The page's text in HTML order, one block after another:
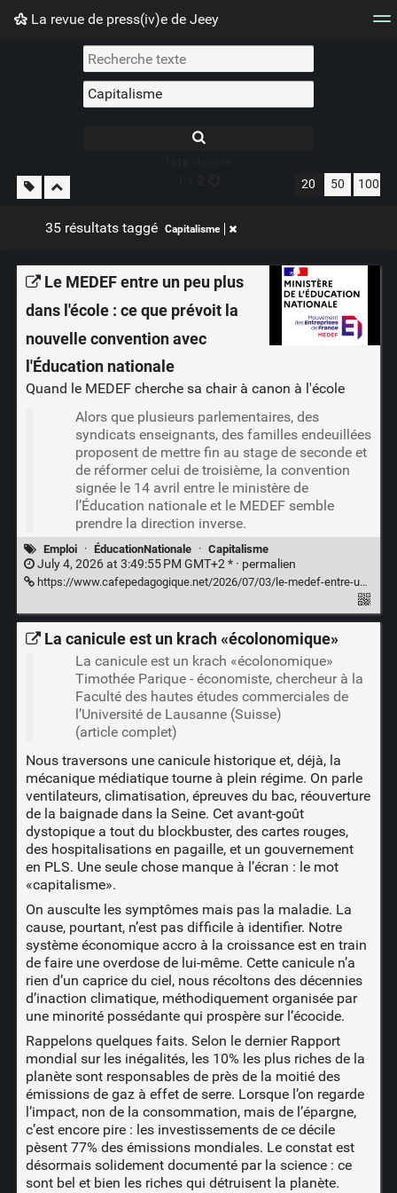
La revue de press(iv)e de Jeey
Nuage de tags Mur d'images
20 50 100
35 résultats taggé Capitalisme
Le MEDEF entre un peu plus
dans l'école : ce que prévoit la
nouvelle convention avec
l'Éducation nationale
Quand le MEDEF cherche sa chair à canon à l'école
Alors que plusieurs parlementaires, des
syndicats enseignants, des familles endeuillées
proposent de mettre fin au stage de seconde et
de réformer celui de troisième, la convention
signée le 14 avril entre le ministère de
l’Éducation nationale et le MEDEF semble
prendre la direction inverse.
Emploi · ÉducationNationale · Capitalisme
July 4, 2026 at 3:49:55 PM GMT+2 * · permalien
https://www.cafepedagogique.net/2026/07/03/le-medef-entre-un-peu-plus-dans-lecole-ce-que-prevoit-la-nouvelle-convention-avec-leducation-nationale/
La canicule est un krach «écolonomique»
La canicule est un krach «écolonomique»
Timothée Parique - économiste, chercheur à la
Faculté des hautes études commerciales de
l’Université de Lausanne (Suisse)
(article complet)
Nous traversons une canicule historique et, déjà, la
mécanique médiatique tourne à plein régime. On parle
ventilateurs, climatisation, épreuves du bac, réouverture
de la baignade dans la Seine. Cet avant-goût
dystopique a tout du blockbuster, des cartes rouges,
des hospitalisations en pagaille, et un gouvernement
en PLS. Une seule chose manque à l’écran : le mot
«capitalisme».
On ausculte les symptômes mais pas la maladie. La
cause, pourtant, n’est pas difficile à identifier. Notre
système économique accro à la croissance est en train
de faire une overdose de lui-même. Cette canicule n’a
rien d’un caprice du ciel, nous récoltons des décennies
d’inaction climatique, méthodiquement organisée par
une minorité possédante qui prospère sur l’écocide.
Rappelons quelques faits. Selon le dernier Rapport
mondial sur les inégalités, les 10% les plus riches de la
planète sont responsables de près de la moitié des
émissions de gaz à effet de serre. Lorsque l’on regarde
l’impact, non de la consommation, mais de l’épargne,
c’est encore pire : les investissements de ce décile
pèsent 77% des émissions mondiales. Le constat est
désormais solidement documenté par la science : ce
sont bel et bien les riches qui détruisent la planète.